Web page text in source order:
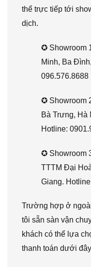
thể trực tiếp tới
dịch.
✪ Showroom
Minh, Ba
096.576.8688
✪ Showroom
Bà Trưng, Hà
Hotline:
✪ Showroom
TTTM Đại
Giang.
Trường hợp ở
tôi sẵn sàn vận
khách có thể lựa
thanh toán dưới